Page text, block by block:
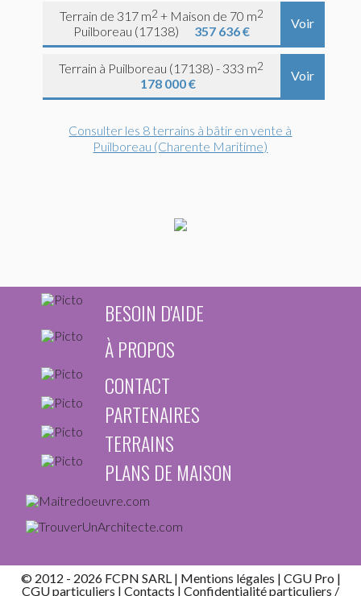
Terrain de 317 m2 + Maison de 70 m2
Puilboreau (17138) 357 636 €
Voir
Terrain à Puilboreau (17138) - 333 m2
178 000 €
Voir
Consulter les 8 terrains à bâtir en vente à
Puilboreau (Charente Maritime)
BESOIN D'AIDE
À PROPOS
CONTACT
PARTENAIRES
TERRAINS
PLANS DE MAISON
© 2012 - 2026 FCPN SARL | Mentions légales | CGU Pro |
CGU particuliers | Contacts | Confidentialitéparticuliers /